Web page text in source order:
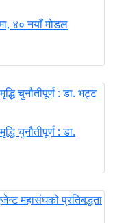
४० नयाँ मोडल
चुनौतीपूर्ण : डा.